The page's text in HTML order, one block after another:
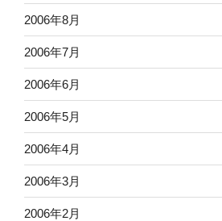
2006年8月
2006年7月
2006年6月
2006年5月
2006年4月
2006年3月
2006年2月